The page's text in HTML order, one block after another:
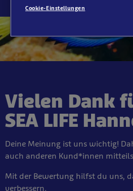
Vielen Dank
SEA LIFE
Deine Meinung ist uns wichtig!
auch anderen Kund*innen
Mit der Bewertung hilfst du uns,
verbessern.
Cookie-Einstellungen